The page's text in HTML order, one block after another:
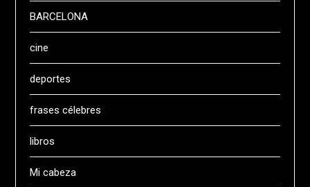
BARCELONA
cine
deportes
frases célebres
libros
Mi cabeza